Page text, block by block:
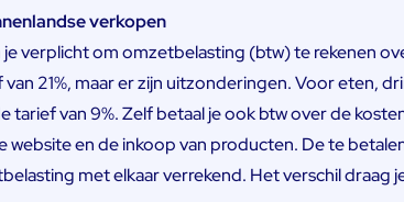
verkopen
je verplicht om omzetbelasting (btw) te rekenen
21%, maar er zijn uitzonderingen. Voor eten,
tarief van 9%. Zelf betaal je ook btw over de
website en de inkoop van producten. De te
met elkaar verrekend. Het verschil draag